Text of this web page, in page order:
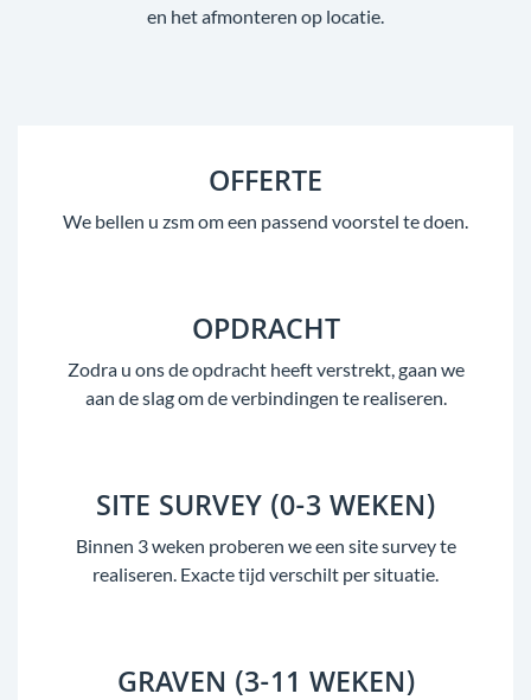
en het afmonteren op locatie.
OFFERTE
We bellen u zsm om een passend voorstel te doen.
OPDRACHT
Zodra u ons de opdracht heeft verstrekt, gaan we
aan de slag om de verbindingen te realiseren.
SITE SURVEY (0-3 WEKEN)
Binnen 3 weken proberen we een site survey te
realiseren. Exacte tijd verschilt per situatie.
GRAVEN (3-11 WEKEN)